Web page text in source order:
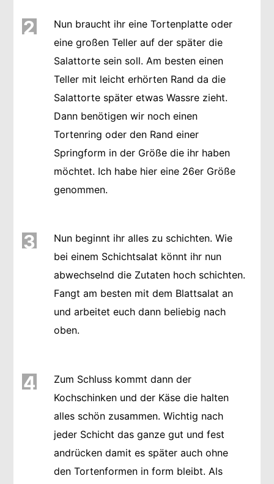
2
Nun braucht ihr eine Tortenplatte oder
eine großen Teller auf der später die
Salattorte sein soll. Am besten einen
Teller mit leicht erhörten Rand da die
Salattorte später etwas Wassre zieht.
Dann benötigen wir noch einen
Tortenring oder den Rand einer
Springform in der Größe die ihr haben
möchtet. Ich habe hier eine 26er Größe
genommen.
3
Nun beginnt ihr alles zu schichten. Wie
bei einem Schichtsalat könnt ihr nun
abwechselnd die Zutaten hoch schichten.
Fangt am besten mit dem Blattsalat an
und arbeitet euch dann beliebig nach
oben.
4
Zum Schluss kommt dann der
Kochschinken und der Käse die halten
alles schön zusammen. Wichtig nach
jeder Schicht das ganze gut und fest
andrücken damit es später auch ohne
den Tortenformen in form bleibt. Als